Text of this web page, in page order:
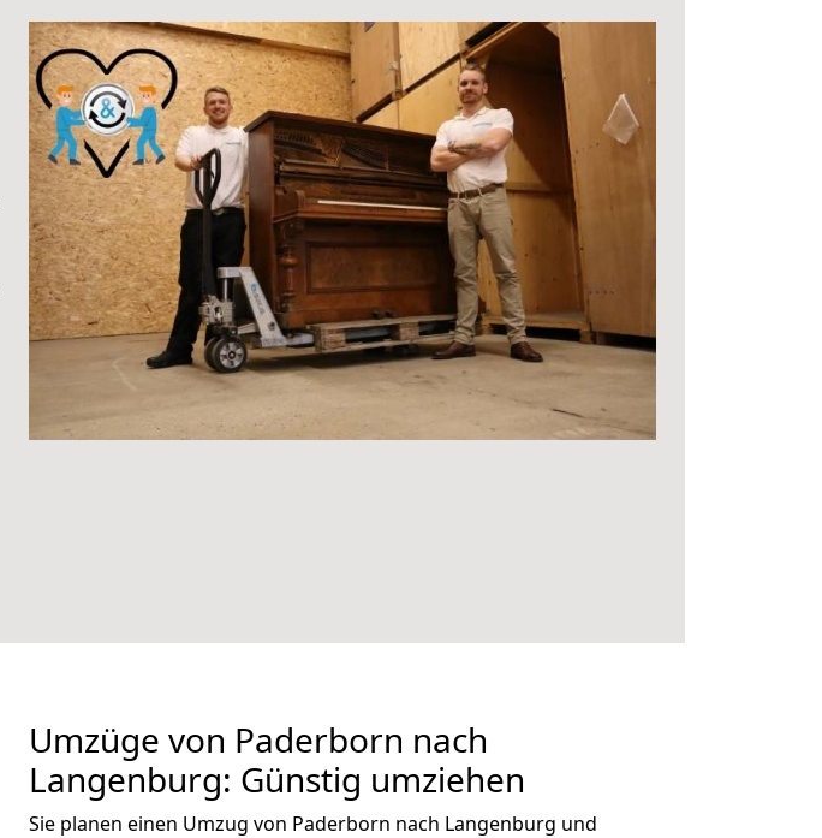
Umzüge von Paderborn nach
Langenburg: Günstig umziehen
Sie planen einen Umzug von Paderborn nach Langenburg und